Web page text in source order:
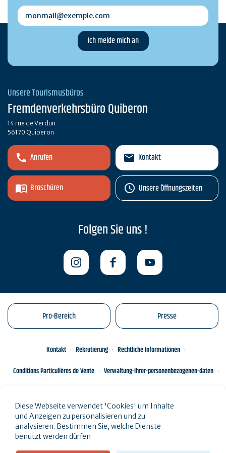
monmail@exemple.com
Unsere Tourismusbüros
Fremdenverkehrsbüro Quiberon
14 rue de Verdun
56170 Quiberon
Anrufen
Broschüren
Kontakt
Unsere Öffnungszeiten
Folgen Sie uns !
Pro-Bereich Presse
Kontakt Rekrutierung
Rechtliche Informationen
Conditions Particulières de Vente
Verwaltung-ihrer-personenbezogenen-daten
Diese Webseite verwendet 'Cookies' um Inhalte
und Anzeigen zu personalisieren und zu
analysieren. Bestimmen Sie, welche Dienste
benutzt werden dürfen